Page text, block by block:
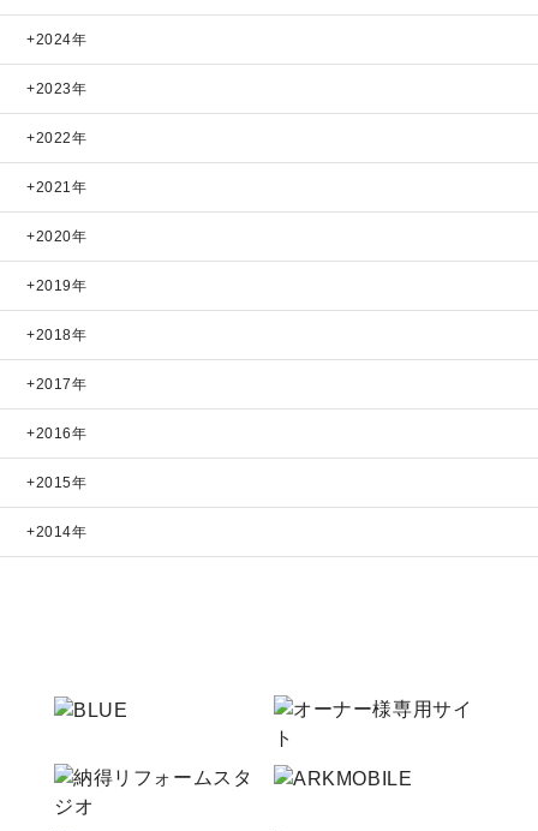
2024年
2023年
2022年
2021年
2020年
2019年
2018年
2017年
2016年
2015年
2014年